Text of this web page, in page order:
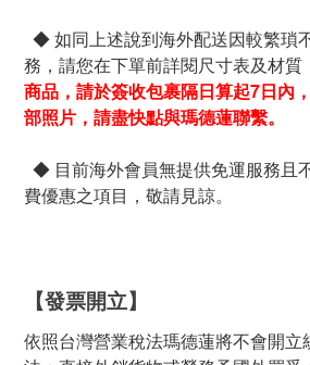
◆ 如同上述說到海外配送因較繁瑣
務，請您在下單前詳閱尺寸表及材質
商品，請於簽收包裹隔日算起7日內
部照片，請盡快點與瑪德蓮聯繫。
◆ 目前海外會員無提供免運服務且
費優惠之項目，敬請見諒。
【發票開立】
依照台灣營業稅法瑪德蓮將不會開立